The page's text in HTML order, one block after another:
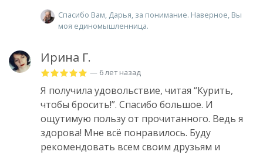
Спасибо Вам, Дарья, за понимание. Наверное, Вы
моя единомышленница.
Ирина Г.
— 6 лет назад
Я получила удовольствие, читая “Курить,
чтобы бросить!”. Спасибо большое. И
ощутимую пользу от прочитанного. Ведь я
здорова! Мне всё понравилось. Буду
рекомендовать всем своим друзьям и